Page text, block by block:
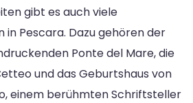
gibt es auch viele
in Pescara. Dazu gehören der
Ponte del Mare, die
und das Geburtshaus von
einem berühmten Schriftsteller